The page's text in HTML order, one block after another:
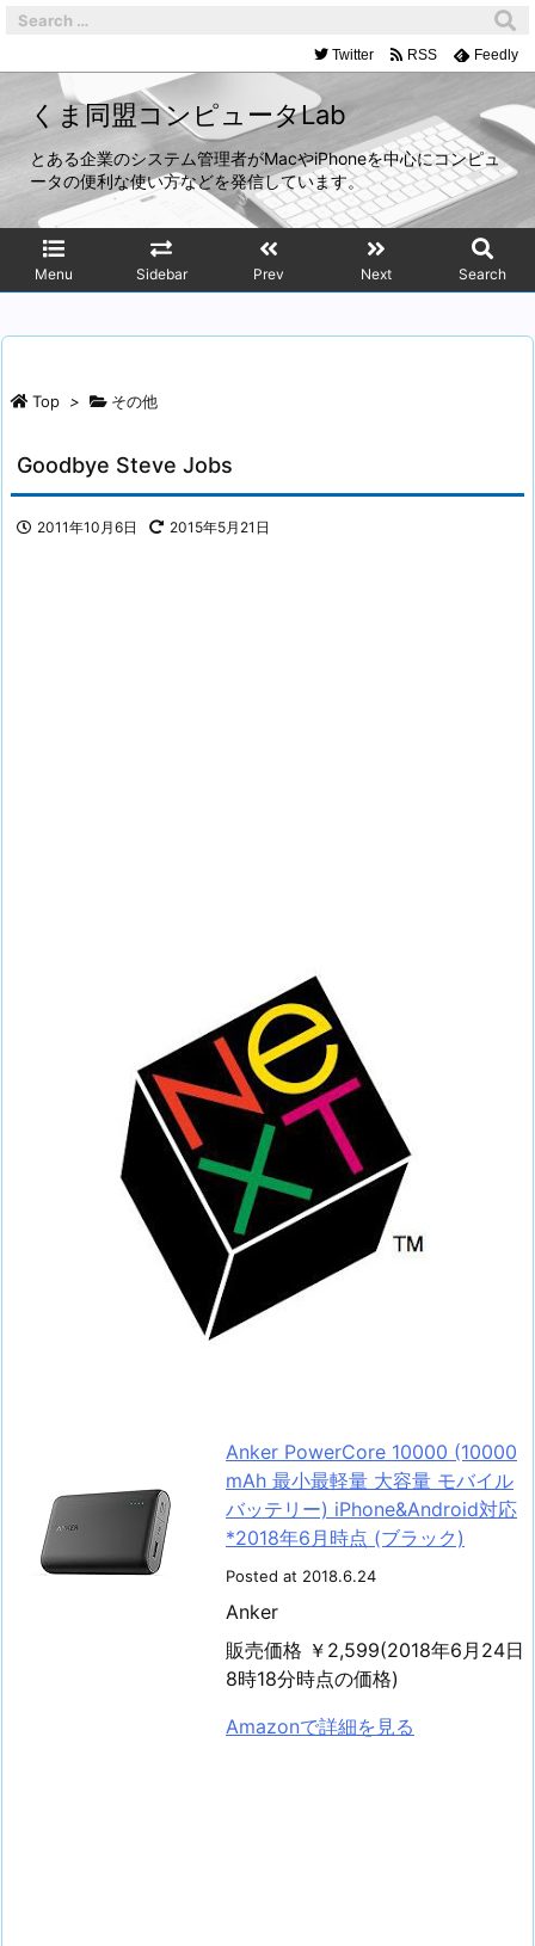
くま同盟コンピュータLab
とある企業のシステム管理者がMacやiPhoneを中心にコンピュ
ータの便利な使い方などを発信しています。
Menu Sidebar Prev Next Search
Twitter RSS Feedly
Top > その他
Goodbye Steve Jobs
2011年10月6日 2015年5月21日
Anker PowerCore 10000 (10000
mAh 最小最軽量 大容量 モバイル
バッテリー) iPhone&Android対応
*2018年6月時点 (ブラック)
Posted at 2018.6.24
Anker
販売価格 ￥2,599(2018年6月24日
8時18分時点の価格)
Amazonで詳細を見る